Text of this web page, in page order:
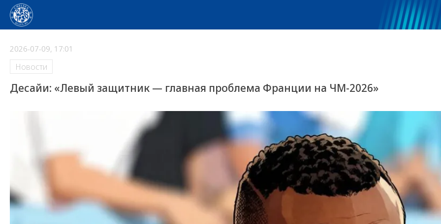
2026-07-09, 17:01
Новости
Десайи: «Левый защитник — главная проблема Франции на ЧМ-2026»